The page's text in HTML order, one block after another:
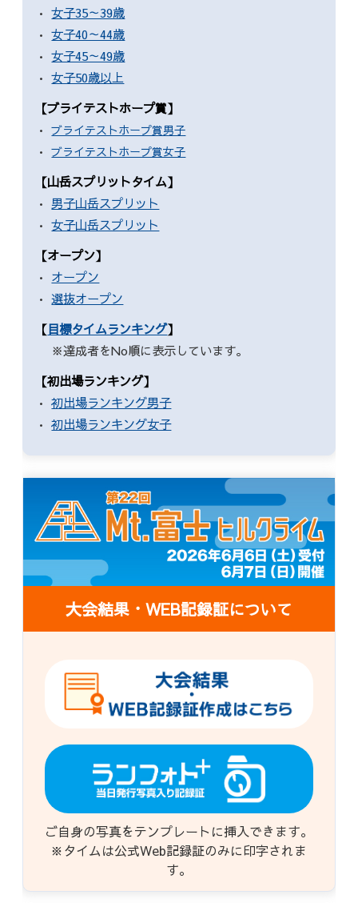
女子35～39歳
女子40～44歳
女子45～49歳
女子50歳以上
【ブライテストホープ賞】
ブライテストホープ賞男子
ブライテストホープ賞女子
【山岳スプリットタイム】
男子山岳スプリット
女子山岳スプリット
【オープン】
オープン
選抜オープン
【目標タイムランキング】
※達成者をNo順に表示しています。
【初出場ランキング】
初出場ランキング男子
初出場ランキング女子
大会結果・WEB記録証について
ご自身の写真をテンプレートに挿入できます。
※タイムは公式Web記録証のみに印字されま
す。